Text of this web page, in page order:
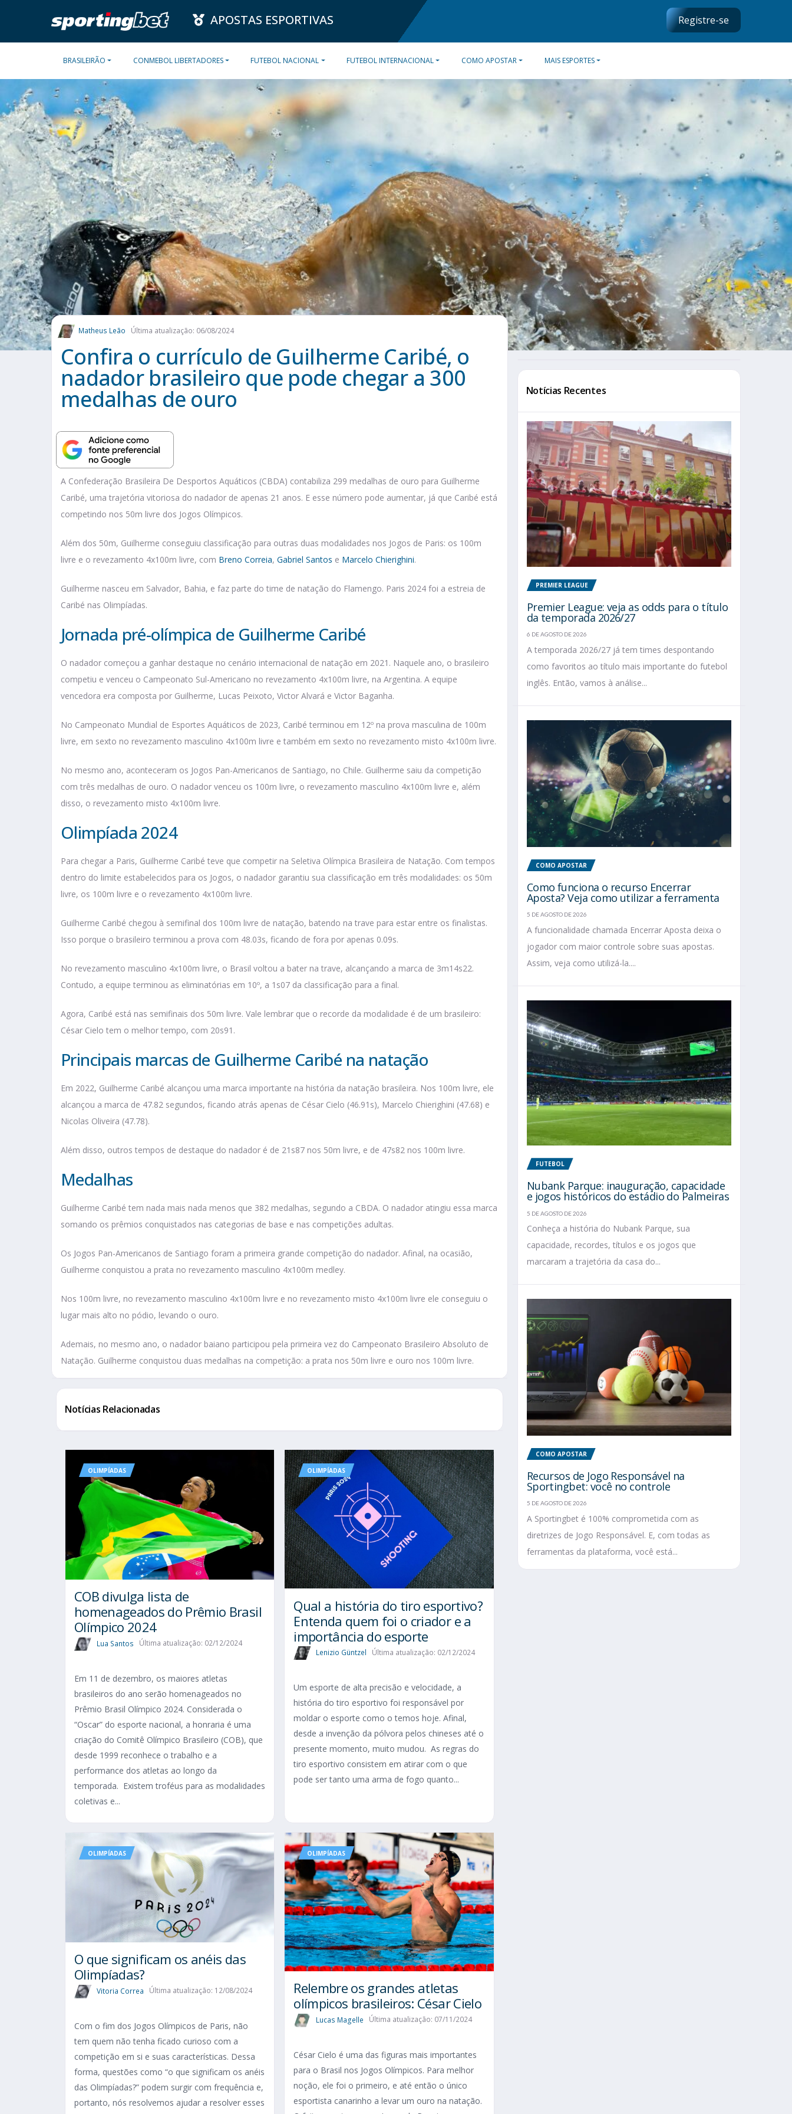
APOSTAS ESPORTIVAS Registre-se
BRASILEIRÃO CONMEBOL LIBERTADORES FUTEBOL NACIONAL FUTEBOL INTERNACIONAL COMO APOSTAR MAIS ESPORTES
Matheus Leão Última atualização: 06/08/2024
Confira o currículo de Guilherme Caribé, o
nadador brasileiro que pode chegar a 300
medalhas de ouro
A Confederação Brasileira De Desportos Aquáticos (CBDA) contabiliza 299 medalhas de ouro para Guilherme
Caribé, uma trajetória vitoriosa do nadador de apenas 21 anos. E esse número pode aumentar, já que Caribé está
competindo nos 50m livre dos Jogos Olímpicos.
Além dos 50m, Guilherme conseguiu classificação para outras duas modalidades nos Jogos de Paris: os 100m
livre e o revezamento 4x100m livre, com Breno Correia, Gabriel Santos e Marcelo Chierighini.
Guilherme nasceu em Salvador, Bahia, e faz parte do time de natação do Flamengo. Paris 2024 foi a estreia de
Caribé nas Olimpíadas.
Jornada pré-olímpica de Guilherme Caribé
O nadador começou a ganhar destaque no cenário internacional de natação em 2021. Naquele ano, o brasileiro
competiu e venceu o Campeonato Sul-Americano no revezamento 4x100m livre, na Argentina. A equipe
vencedora era composta por Guilherme, Lucas Peixoto, Victor Alvará e Victor Baganha.
No Campeonato Mundial de Esportes Aquáticos de 2023, Caribé terminou em 12º na prova masculina de 100m
livre, em sexto no revezamento masculino 4x100m livre e também em sexto no revezamento misto 4x100m livre.
No mesmo ano, aconteceram os Jogos Pan-Americanos de Santiago, no Chile. Guilherme saiu da competição
com três medalhas de ouro. O nadador venceu os 100m livre, o revezamento masculino 4x100m livre e, além
disso, o revezamento misto 4x100m livre.
Olimpíada 2024
Para chegar a Paris, Guilherme Caribé teve que competir na Seletiva Olímpica Brasileira de Natação. Com tempos
dentro do limite estabelecidos para os Jogos, o nadador garantiu sua classificação em três modalidades: os 50m
livre, os 100m livre e o revezamento 4x100m livre.
Guilherme Caribé chegou à semifinal dos 100m livre de natação, batendo na trave para estar entre os finalistas.
Isso porque o brasileiro terminou a prova com 48.03s, ficando de fora por apenas 0.09s.
No revezamento masculino 4x100m livre, o Brasil voltou a bater na trave, alcançando a marca de 3m14s22.
Contudo, a equipe terminou as eliminatórias em 10º, a 1s07 da classificação para a final.
Agora, Caribé está nas semifinais dos 50m livre. Vale lembrar que o recorde da modalidade é de um brasileiro:
César Cielo tem o melhor tempo, com 20s91.
Principais marcas de Guilherme Caribé na natação
Em 2022, Guilherme Caribé alcançou uma marca importante na história da natação brasileira. Nos 100m livre, ele
alcançou a marca de 47.82 segundos, ficando atrás apenas de César Cielo (46.91s), Marcelo Chierighini (47.68) e
Nicolas Oliveira (47.78).
Além disso, outros tempos de destaque do nadador é de 21s87 nos 50m livre, e de 47s82 nos 100m livre.
Medalhas
Guilherme Caribé tem nada mais nada menos que 382 medalhas, segundo a CBDA. O nadador atingiu essa marca
somando os prêmios conquistados nas categorias de base e nas competições adultas.
Os Jogos Pan-Americanos de Santiago foram a primeira grande competição do nadador. Afinal, na ocasião,
Guilherme conquistou a prata no revezamento masculino 4x100m medley.
Nos 100m livre, no revezamento masculino 4x100m livre e no revezamento misto 4x100m livre ele conseguiu o
lugar mais alto no pódio, levando o ouro.
Ademais, no mesmo ano, o nadador baiano participou pela primeira vez do Campeonato Brasileiro Absoluto de
Natação. Guilherme conquistou duas medalhas na competição: a prata nos 50m livre e ouro nos 100m livre.
Notícias Relacionadas
OLIMPÍADAS
COB divulga lista de
homenageados do Prêmio Brasil
Olímpico 2024
Lua Santos Última atualização: 02/12/2024
Em 11 de dezembro, os maiores atletas
brasileiros do ano serão homenageados no
Prêmio Brasil Olímpico 2024. Considerada o
“Oscar” do esporte nacional, a honraria é uma
criação do Comitê Olímpico Brasileiro (COB), que
desde 1999 reconhece o trabalho e a
performance dos atletas ao longo da
temporada. Existem troféus para as modalidades
coletivas e...
OLIMPÍADAS
Qual a história do tiro esportivo?
Entenda quem foi o criador e a
importância do esporte
Lenizio Güntzel Última atualização: 02/12/2024
Um esporte de alta precisão e velocidade, a
história do tiro esportivo foi responsável por
moldar o esporte como o temos hoje. Afinal,
desde a invenção da pólvora pelos chineses até o
presente momento, muito mudou. As regras do
tiro esportivo consistem em atirar com o que
pode ser tanto uma arma de fogo quanto...
OLIMPÍADAS
O que significam os anéis das
Olimpíadas?
Vitoria Correa Última atualização: 12/08/2024
Com o fim dos Jogos Olímpicos de Paris, não
tem quem não tenha ficado curioso com a
competição em si e suas características. Dessa
forma, questões como “o que significam os anéis
das Olimpíadas?” podem surgir com frequência e,
portanto, nós resolvemos ajudar a resolver esses
OLIMPÍADAS
Relembre os grandes atletas
olímpicos brasileiros: César Cielo
Lucas Magelle Última atualização: 07/11/2024
César Cielo é uma das figuras mais importantes
para o Brasil nos Jogos Olímpicos. Para melhor
noção, ele foi o primeiro, e até então o único
esportista canarinho a levar um ouro na natação.
Notícias Recentes
PREMIER LEAGUE
Premier League: veja as odds para o título
da temporada 2026/27
6 DE AGOSTO DE 2026
A temporada 2026/27 já tem times despontando
como favoritos ao título mais importante do futebol
inglês. Então, vamos à análise...
COMO APOSTAR
Como funciona o recurso Encerrar
Aposta? Veja como utilizar a ferramenta
5 DE AGOSTO DE 2026
A funcionalidade chamada Encerrar Aposta deixa o
jogador com maior controle sobre suas apostas.
Assim, veja como utilizá-la....
FUTEBOL
Nubank Parque: inauguração, capacidade
e jogos históricos do estádio do Palmeiras
5 DE AGOSTO DE 2026
Conheça a história do Nubank Parque, sua
capacidade, recordes, títulos e os jogos que
marcaram a trajetória da casa do...
COMO APOSTAR
Recursos de Jogo Responsável na
Sportingbet: você no controle
5 DE AGOSTO DE 2026
A Sportingbet é 100% comprometida com as
diretrizes de Jogo Responsável. E, com todas as
ferramentas da plataforma, você está...